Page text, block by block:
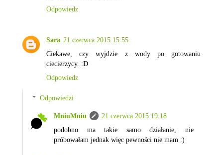
Odpowiedz
Sara 21 czerwca 2015 15:55
Ciekawe, czy wyjdzie z wody po gotowaniu
ciecierzycy. :D
Odpowiedz
Odpowiedzi
MniuMniu
21 czerwca 2015 19:18
podobno ma takie samo działanie, nie
próbowałam jednak więc pewności nie mam :)